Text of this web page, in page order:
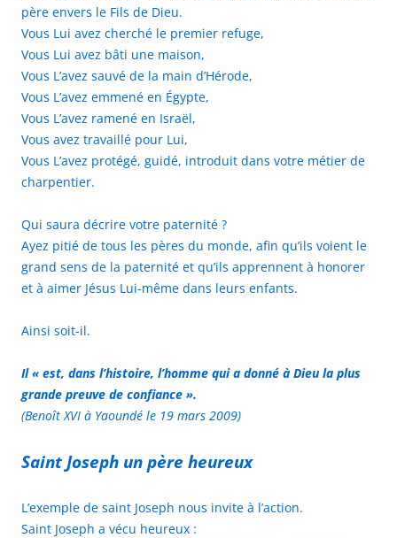
père envers le Fils de Dieu.
Vous Lui avez cherché le premier refuge,
Vous Lui avez bâti une maison,
Vous L’avez sauvé de la main d’Hérode,
Vous L’avez emmené en Égypte,
Vous L’avez ramené en Israël,
Vous avez travaillé pour Lui,
Vous L’avez protégé, guidé, introduit dans votre métier de
charpentier.
Qui saura décrire votre paternité ?
Ayez pitié de tous les pères du monde, afin qu’ils voient le
grand sens de la paternité et qu’ils apprennent à honorer
et à aimer Jésus Lui-même dans leurs enfants.
Ainsi soit-il.
Il « est, dans l’histoire, l’homme qui a donné à Dieu la plus
grande preuve de confiance ».
(Benoît XVI à Yaoundé le 19 mars 2009)
Saint Joseph un père heureux
L’exemple de saint Joseph nous invite à l’action.
Saint Joseph a vécu heureux :